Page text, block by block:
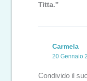
Titta.”
Carmela
20 Gennaio
Condivido il